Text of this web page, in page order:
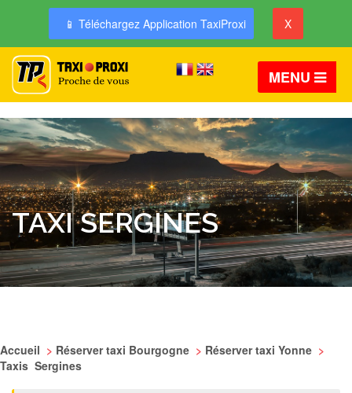
📱 Téléchargez Application TaxiProxi X
MENU
TAXI SERGINES
Accueil > Réserver taxi Bourgogne > Réserver taxi Yonne >
Taxis Sergines